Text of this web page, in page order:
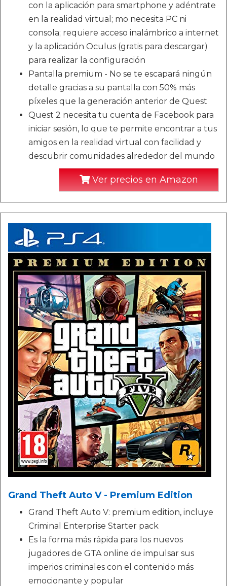
con la aplicación para smartphone y adéntrate
en la realidad virtual; mo necesita PC ni
consola; requiere acceso inalámbrico a internet
y la aplicación Oculus (gratis para descargar)
para realizar la configuración
Pantalla premium - No se te escapará ningún
detalle gracias a su pantalla con 50% más
píxeles que la generación anterior de Quest
Quest 2 necesita tu cuenta de Facebook para
iniciar sesión, lo que te permite encontrar a tus
amigos en la realidad virtual con facilidad y
descubrir comunidades alrededor del mundo
Ver precios en Amazon
Grand Theft Auto V - Premium Edition
Grand Theft Auto V: premium edition, incluye
Criminal Enterprise Starter pack
Es la forma más rápida para los nuevos
jugadores de GTA online de impulsar sus
imperios criminales con el contenido más
emocionante y popular